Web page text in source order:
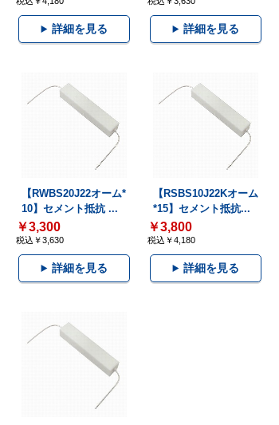
詳細を見る 詳細を見る
【RWBS20J22オーム*
10】セメント抵抗 ...
￥3,300
税込￥3,630
詳細を見る
【RSBS10J22Kオーム
*15】セメント抵抗...
￥3,800
税込￥4,180
詳細を見る